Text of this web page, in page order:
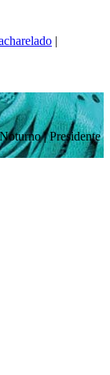
|
Noturno| Presidente